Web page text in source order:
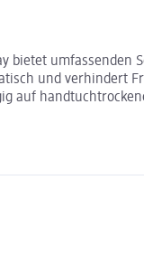
bietet umfassenden
und verhindert
auf